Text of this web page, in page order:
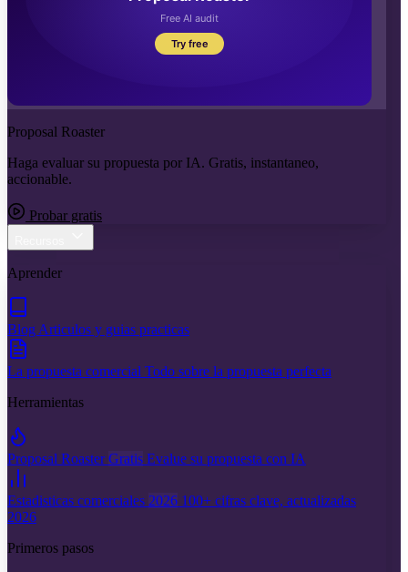
Proposal Roaster
Haga evaluar su propuesta por IA. Gratis, instantaneo,
accionable.
Probar gratis
Aprender
Blog Articulos y guias practicas
La propuesta comercial Todo sobre la propuesta perfecta
Herramientas
Proposal RoasterGratis Evalue su propuesta con IA
Estadisticas comerciales 2026 100+ cifras clave, actualizadas
2026
Primeros pasos